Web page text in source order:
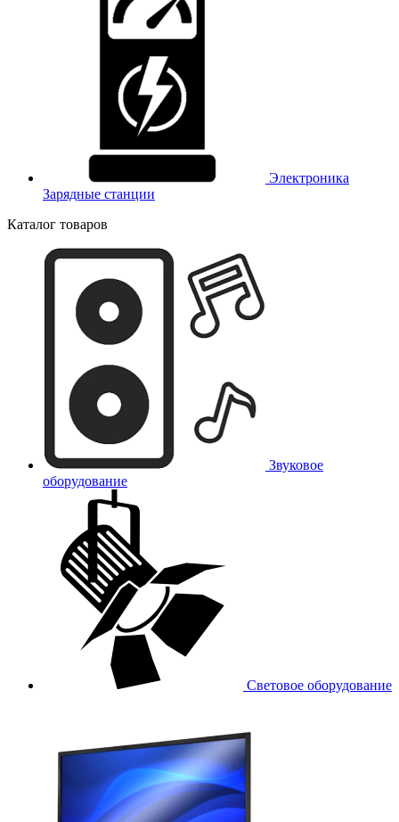
Электроника
Зарядные станции
Каталог товаров
Звуковое
оборудование
Световое оборудование